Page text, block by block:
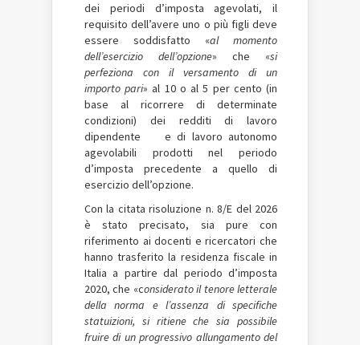
dei periodi d’imposta agevolati, il
requisito dell’avere uno o più figli deve
essere soddisfatto «al momento
dell’esercizio dell’opzione» che «si
perfeziona con il versamento di un
importo pari» al 10 o al 5 per cento (in
base al ricorrere di determinate
condizioni) dei redditi di lavoro
dipendente e di lavoro autonomo
agevolabili prodotti nel periodo
d’imposta precedente a quello di
esercizio dell’opzione.
Con la citata risoluzione n. 8/E del 2026
è stato precisato, sia pure con
riferimento ai docenti e ricercatori che
hanno trasferito la residenza fiscale in
Italia a partire dal periodo d’imposta
2020, che «considerato il tenore letterale
della norma e l’assenza di specifiche
statuizioni, si ritiene che sia possibile
fruire di un progressivo allungamento del